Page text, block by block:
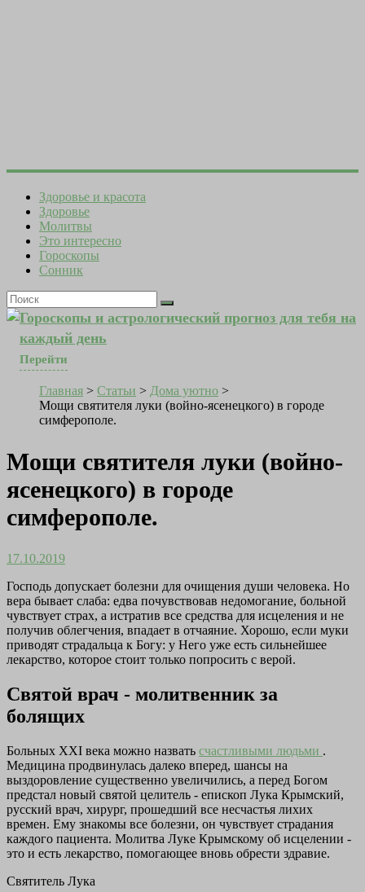
Здоровье и красота
Здоровье
Молитвы
Это интересно
Гороскопы
Сонник
Гороскопы и астрологический прогноз для тебя на
каждый день
Перейти
Главная > Статьи > Дома уютно >
Мощи святителя луки (войно-ясенецкого) в городе
симферополе.
Мощи святителя луки (войно-
ясенецкого) в городе
симферополе.
17.10.2019
Господь допускает болезни для очищения души человека. Но
вера бывает слаба: едва почувствовав недомогание, больной
чувствует страх, а истратив все средства для исцеления и не
получив облегчения, впадает в отчаяние. Хорошо, если муки
приводят страдальца к Богу: у Него уже есть сильнейшее
лекарство, которое стоит только попросить с верой.
Святой врач - молитвенник за
болящих
Больных XXI века можно назвать счастливыми людьми .
Медицина продвинулась далеко вперед, шансы на
выздоровление существенно увеличились, а перед Богом
предстал новый святой целитель - епископ Лука Крымский,
русский врач, хирург, прошедший все несчастья лихих
времен. Ему знакомы все болезни, он чувствует страдания
каждого пациента. Молитва Луке Крымскому об исцелении -
это и есть лекарство, помогающее вновь обрести здравие.
Святитель Лука